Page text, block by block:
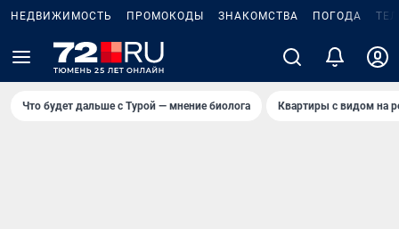
НЕДВИЖИМОСТЬ ПРОМОКОДЫ ЗНАКОМСТВА ПОГОДА
Что будет дальше с Турой — мнение биолога Квартиры с видом на